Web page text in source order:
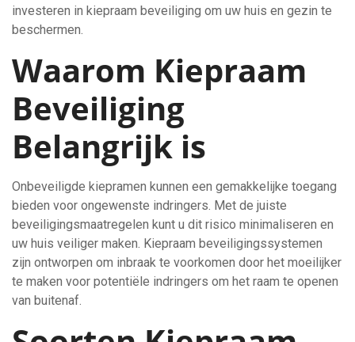
investeren in kiepraam beveiliging om uw huis en gezin te
beschermen.
Waarom Kiepraam
Beveiliging
Belangrijk is
Onbeveiligde kiepramen kunnen een gemakkelijke toegang
bieden voor ongewenste indringers. Met de juiste
beveiligingsmaatregelen kunt u dit risico minimaliseren en
uw huis veiliger maken. Kiepraam beveiligingssystemen
zijn ontworpen om inbraak te voorkomen door het moeilijker
te maken voor potentiële indringers om het raam te openen
van buitenaf.